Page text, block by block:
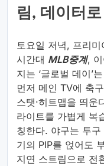
림, 데이터로
토요일 저녁, 프리
시간대 MLB중계,
지는 ‘글로벌 데이’
먼저 메인 TV에 축
스탯·히트맵을 띄운
라이트를 가볍게 복
칭한다. 야구는 투
기의 PIP를 얹어도
지연 스트림으로 전